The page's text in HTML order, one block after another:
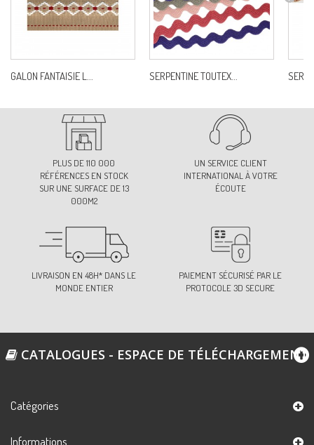
102
Ref: S7544D0C102
140
Ref: S7544D0C140
171
S7544D0C171
GALON FANTAISIE L... SERPENTINE TOUTEX...
PLUS DE 110 000
RÉFÉRENCES EN STOCK
SUR UNE SURFACE DE 13
000M2
UN SERVICE CLIENT
INTERNATIONAL À VOTRE
ÉCOUTE
LIVRAISON EN 48H* DANS LE
MONDE ENTIER
PAIEMENT SÉCURISÉ PAR LE
PROTOCOLE 3D SECURE
CATALOGUES - ESPACE DE TÉLÉCHARGEMENT
Catégories
Informations